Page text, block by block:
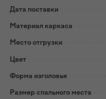
Дата поставки
Материал каркаса
Место отгрузки
Цвет
Форма изголовья
Размер спального места